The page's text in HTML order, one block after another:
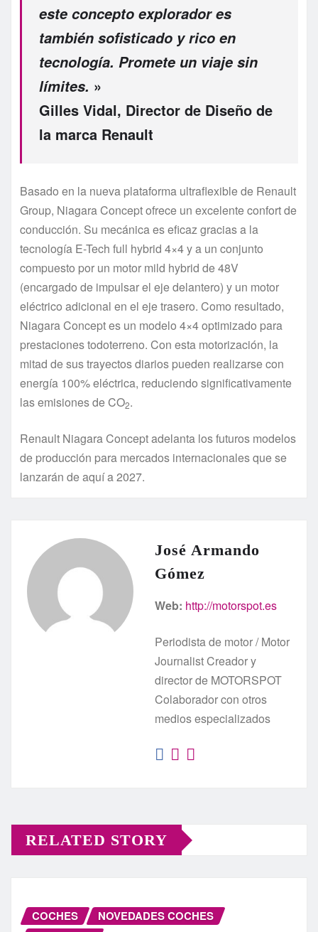
este concepto explorador es
también sofisticado y rico en
tecnología. Promete un viaje sin
límites. »
Gilles Vidal, Director de Diseño de
la marca Renault
Basado en la nueva plataforma ultraflexible de Renault
Group, Niagara Concept ofrece un excelente confort de
conducción. Su mecánica es eficaz gracias a la
tecnología E-Tech full hybrid 4×4 y a un conjunto
compuesto por un motor mild hybrid de 48V
(encargado de impulsar el eje delantero) y un motor
eléctrico adicional en el eje trasero. Como resultado,
Niagara Concept es un modelo 4×4 optimizado para
prestaciones todoterreno. Con esta motorización, la
mitad de sus trayectos diarios pueden realizarse con
energía 100% eléctrica, reduciendo significativamente
las emisiones de CO2.
Renault Niagara Concept adelanta los futuros modelos
de producción para mercados internacionales que se
lanzarán de aquí a 2027.
José Armando
Gómez
Web: http://motorspot.es
Periodista de motor / Motor
Journalist Creador y
director de MOTORSPOT
Colaborador con otros
medios especializados
RELATED STORY
COCHES
NOVEDADES COCHES